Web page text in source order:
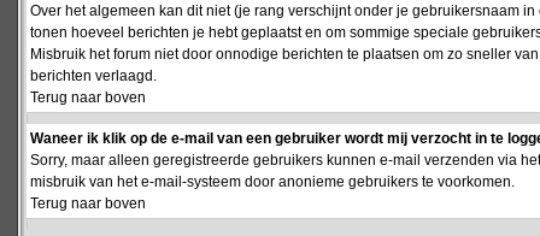
Over het algemeen kan dit niet (je rang verschijnt onder je gebruikersnaam
tonen hoeveel berichten je hebt geplaatst en om sommige speciale
Misbruik het forum niet door onnodige berichten te plaatsen om zo sneller
berichten verlaagd.
Terug naar boven
Waneer ik klik op de e-mail van een gebruiker wordt mij verzocht in te
Sorry, maar alleen geregistreerde gebruikers kunnen e-mail verzenden via
misbruik van het e-mail-systeem door anonieme gebruikers te voorkomen.
Terug naar boven